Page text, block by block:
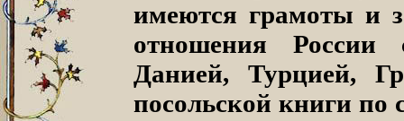
имеются грамоты и
отношения России
Данией, Турцией,
посольской книги